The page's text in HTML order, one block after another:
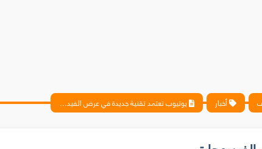
أخبار يوتيوب تعتمد تقنية جديدة في عرض الفيديوهات